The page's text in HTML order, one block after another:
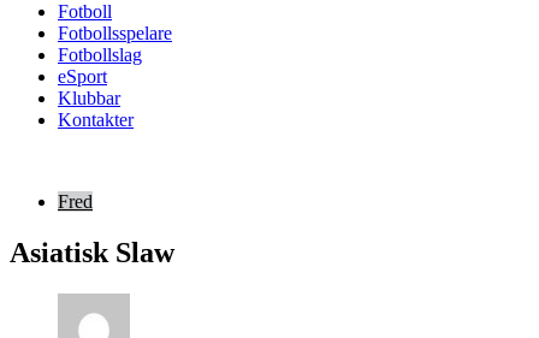
Fotboll
Fotbollsspelare
Fotbollslag
eSport
Klubbar
Kontakter
Fred
Asiatisk Slaw